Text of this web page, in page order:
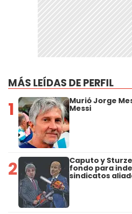
MÁS LEÍDAS DE PERFIL
1 Murió Jorge
Messi
2 Caputo y
fondo para
sindicatos